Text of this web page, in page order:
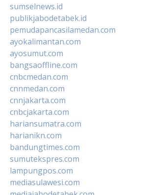
sumselnews.id
publikjabodetabek.id
pemudapancasilamedan.com
ayokalimantan.com
ayosumut.com
bangsaoffline.com
cnbcmedan.com
cnnmedan.com
cnnjakarta.com
cnbcjakarta.com
hariansumatra.com
harianikn.com
bandungtimes.com
sumutekspres.com
lampungpos.com
mediasulawesi.com